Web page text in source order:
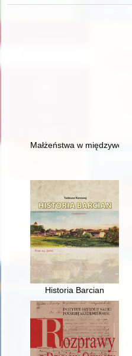
Małżeństwa w
Historia Barcian